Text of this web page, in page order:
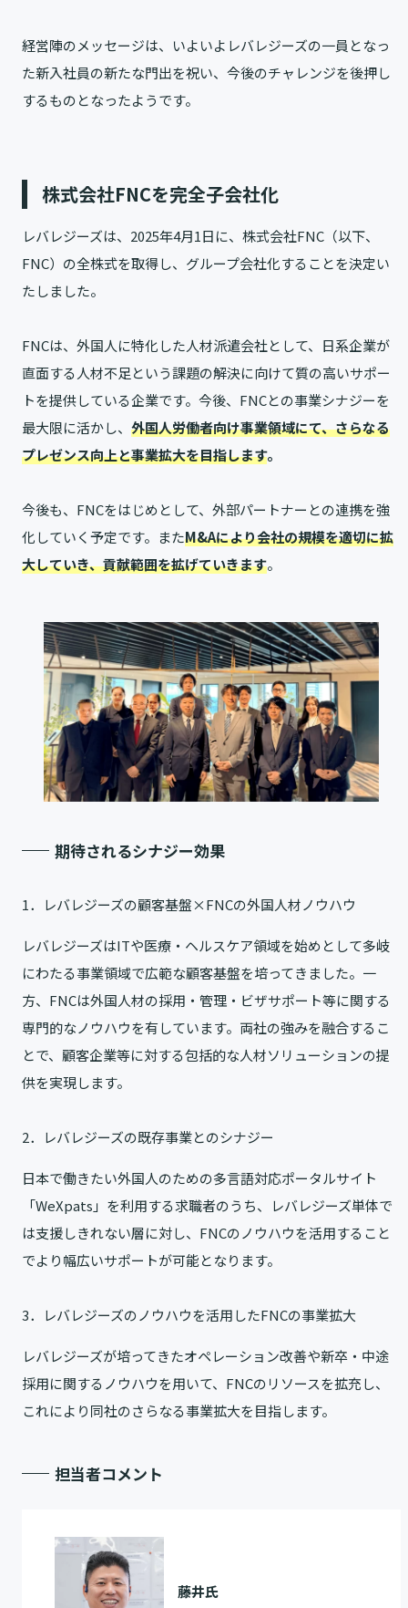
経営陣のメッセージは、いよいよレバレジーズの一員となっ
た新入社員の新たな門出を祝い、今後のチャレンジを後押し
するものとなったようです。
株式会社FNCを完全子会社化
レバレジーズは、2025年4月1日に、株式会社FNC（以下、
FNC）の全株式を取得し、グループ会社化することを決定い
たしました。
FNCは、外国人に特化した人材派遣会社として、日系企業が
直面する人材不足という課題の解決に向けて質の高いサポー
トを提供している企業です。今後、FNCとの事業シナジーを
最大限に活かし、 外国人労働者向け事業領域にて、さらなる
プレゼンス向上と事業拡大を目指します。
今後も、FNCをはじめとして、外部パートナーとの連携を強
化していく予定です。またM&Aにより会社の規模を適切に拡
大していき、貢献範囲を拡げていきます。
期待されるシナジー効果
1．レバレジーズの顧客基盤×FNCの外国人材ノウハウ
レバレジーズはITや医療・ヘルスケア領域を始めとして多岐
にわたる事業領域で広範な顧客基盤を培ってきました。一
方、FNCは外国人材の採用・管理・ビザサポート等に関する
専門的なノウハウを有しています。両社の強みを融合するこ
とで、顧客企業等に対する包括的な人材ソリューションの提
供を実現します。
2．レバレジーズの既存事業とのシナジー
日本で働きたい外国人のための多言語対応ポータルサイト
「WeXpats」を利用する求職者のうち、レバレジーズ単体で
は支援しきれない層に対し、FNCのノウハウを活用すること
でより幅広いサポートが可能となります。
3．レバレジーズのノウハウを活用したFNCの事業拡大
レバレジーズが培ってきたオペレーション改善や新卒・中途
採用に関するノウハウを用いて、FNCのリソースを拡充し、
これにより同社のさらなる事業拡大を目指します。
担当者コメント
藤井氏